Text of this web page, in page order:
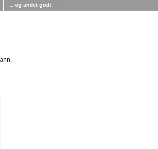
... og andet godt